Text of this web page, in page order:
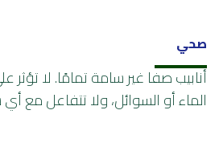
صحي
أنابيب صفا غير سامة تمامًا. لا تؤثر
الماء أو السوائل، ولا تتفاعل مع